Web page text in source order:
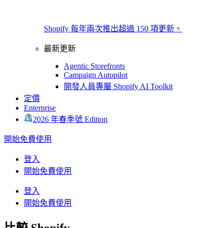
Shopify 每年兩次推出超過 150 項更新。
最新更新
Agentic Storefronts
Campaign Autopilot
開發人員專屬 Shopify AI Toolkit
定價
Enterprise
2026 年春季號 Edition
開始免費使用
登入
開始免費使用
登入
開始免費使用